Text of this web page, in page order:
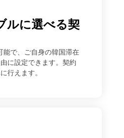
ルに選べる契
能で、ご自身の韓国滞在
に設定できます。契約
行えます。